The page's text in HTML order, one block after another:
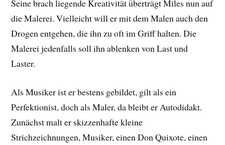
Seine brach liegende Kreativität überträgt Miles nun auf
die Malerei. Vielleicht will er mit dem Malen auch den
Drogen entgehen, die ihn zu oft im Griff halten. Die
Malerei jedenfalls soll ihn ablenken von Last und
Laster.
Als Musiker ist er bestens gebildet, gilt als ein
Perfektionist, doch als Maler, da bleibt er Autodidakt.
Zunächst malt er skizzenhafte kleine
Strichzeichnungen, Musiker, einen Don Quixote, einen